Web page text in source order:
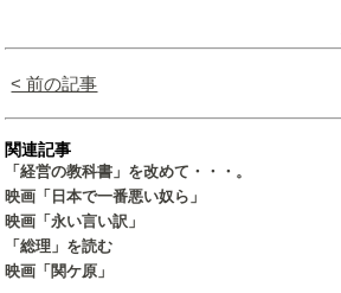
< 前の記事
関連記事
「経営の教科書」を改めて・・・。
映画「日本で一番悪い奴ら」
映画「永い言い訳」
「総理」を読む
映画「関ケ原」